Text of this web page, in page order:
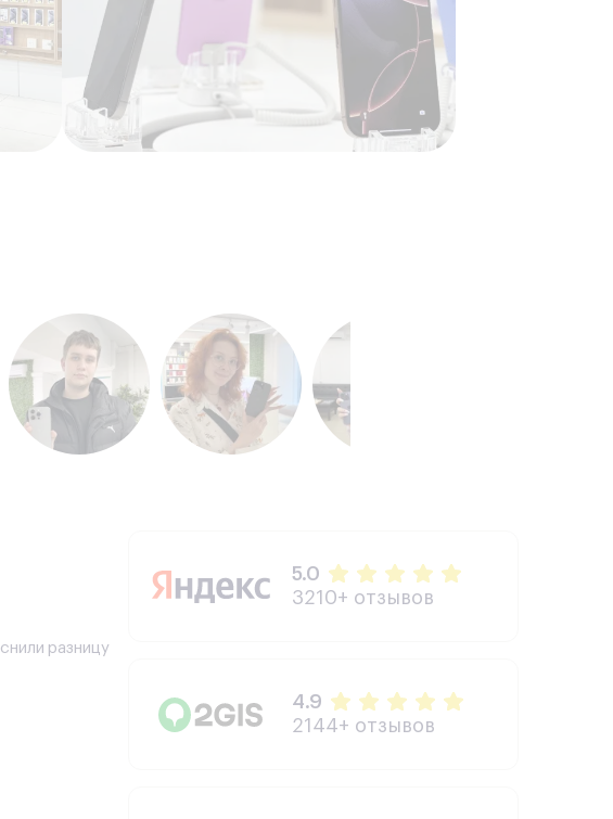
5.0
3210+ отзывов
4.9
2144+ отзывов
разницу